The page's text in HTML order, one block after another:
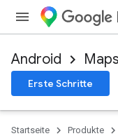
Android
Erste Schritte
Startseite Produkte